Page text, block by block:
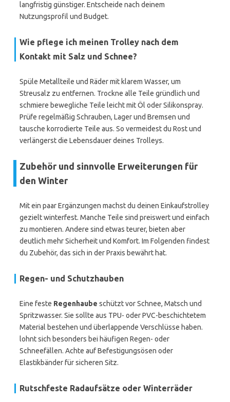
langfristig günstiger. Entscheide nach deinem
Nutzungsprofil und Budget.
Wie pflege ich meinen Trolley nach dem
Kontakt mit Salz und Schnee?
Spüle Metallteile und Räder mit klarem Wasser, um
Streusalz zu entfernen. Trockne alle Teile gründlich und
schmiere bewegliche Teile leicht mit Öl oder Silikonspray.
Prüfe regelmäßig Schrauben, Lager und Bremsen und
tausche korrodierte Teile aus. So vermeidest du Rost und
verlängerst die Lebensdauer deines Trolleys.
Zubehör und sinnvolle Erweiterungen für
den Winter
Mit ein paar Ergänzungen machst du deinen Einkaufstrolley
gezielt winterfest. Manche Teile sind preiswert und einfach
zu montieren. Andere sind etwas teurer, bieten aber
deutlich mehr Sicherheit und Komfort. Im Folgenden findest
du Zubehör, das sich in der Praxis bewährt hat.
Regen- und Schutzhauben
Eine feste Regenhaube schützt vor Schnee, Matsch und
Spritzwasser. Sie sollte aus TPU- oder PVC-beschichtetem
Material bestehen und überlappende Verschlüsse haben.
lohnt sich besonders bei häufigen Regen- oder
Schneefällen. Achte auf Befestigungsösen oder
Elastikbänder für sicheren Sitz.
Rutschfeste Radaufsätze oder Winterräder